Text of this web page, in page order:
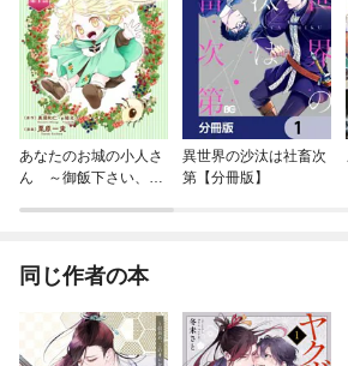
あなたのお城の小人さ
ん ～御飯下さい、働
異世界の沙汰は社畜次
第【分冊版】
同じ作者の本